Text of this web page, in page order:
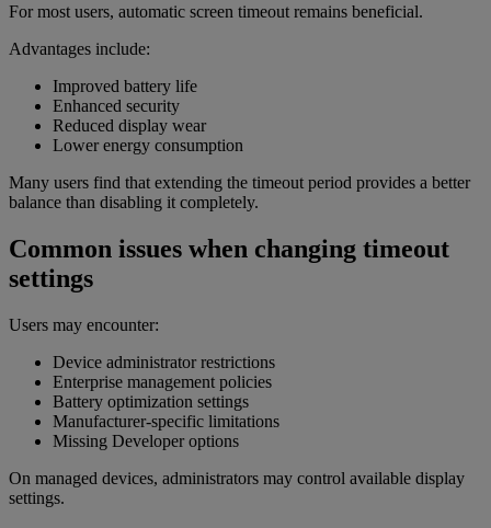
For most users, automatic screen timeout remains beneficial.
Advantages include:
Improved battery life
Enhanced security
Reduced display wear
Lower energy consumption
Many users find that extending the timeout period provides a better
balance than disabling it completely.
Common issues when changing timeout
settings
Users may encounter:
Device administrator restrictions
Enterprise management policies
Battery optimization settings
Manufacturer-specific limitations
Missing Developer options
On managed devices, administrators may control available display
settings.